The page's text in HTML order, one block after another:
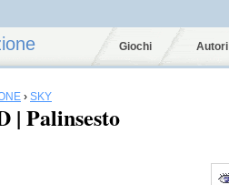
Giochi Autori
› SKY
| Palinsesto